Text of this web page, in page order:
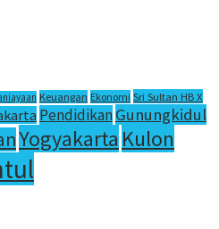
Keuangan Ekonomi Sri Sultan HB X
PendidikanGunungkidul
Yogyakarta Kulon